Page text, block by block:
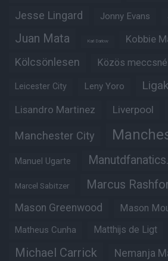
Jesse Lingard Jonny Evans
Juan Mata Karl Darlow Kobbie
Kölcsönlesen Közös
Leicester City Leny Yoro
Lisandro Martinez Liverpool
Manchester City
Manuel Ugarte
Marcel Sabitzer Marcus
Mason Greenwood Mason
Matheus Cunha Matthijs de Ligt
Michael Carrick Nemanja